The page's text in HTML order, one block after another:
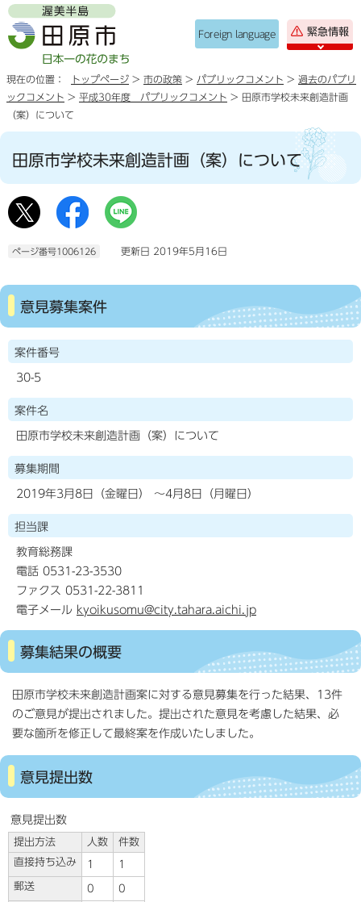
Foreign language 緊急情報
現在の位置： トップページ > 市の政策 > パブリックコメント > 過去のパブリ
ックコメント > 平成30年度 パブリックコメント > 田原市学校未来創造計画
（案）について
田原市学校未来創造計画（案）について
ページ番号1006126 更新日 2019年5月16日
意見募集案件
案件番号
30-5
案件名
田原市学校未来創造計画（案）について
募集期間
2019年3月8日（金曜日） ～4月8日（月曜日）
担当課
教育総務課
電話 0531-23-3530
ファクス 0531-22-3811
電子メール kyoikusomu@city.tahara.aichi.jp
募集結果の概要
田原市学校未来創造計画案に対する意見募集を行った結果、13件
のご意見が提出されました。提出された意見を考慮した結果、必
要な箇所を修正して最終案を作成いたしました。
意見提出数
意見提出数
提出方法 人数
件数
直接持ち込み
1 1
郵送 0 0